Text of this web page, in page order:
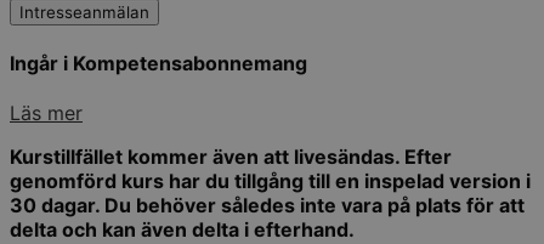
Intresseanmälan
Ingår i Kompetensabonnemang
Läs mer
Kurstillfället kommer även att livesändas. Efter
genomförd kurs har du tillgång till en inspelad version i
30 dagar. Du behöver således inte vara på plats för att
delta och kan även delta i efterhand.